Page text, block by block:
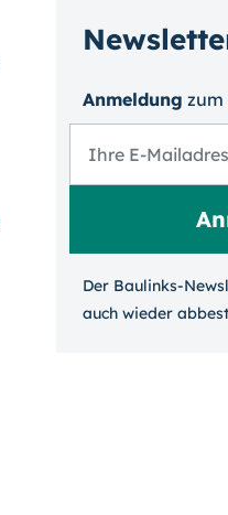
Anmeldung zum
Der Baulinks-
auch wieder